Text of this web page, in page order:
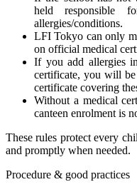
held responsible
allergies/conditions.
LFI Tokyo can only
on official medical
If you add allergies
certificate, you will be
certificate covering
Without a medical
canteen enrolment is
These rules protect every
and promptly when needed.
Procedure & good practices